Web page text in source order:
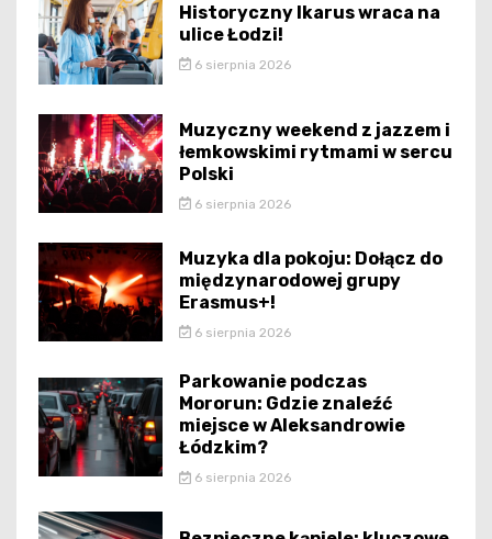
Historyczny Ikarus wraca na
ulice Łodzi!
6 sierpnia 2026
Muzyczny weekend z jazzem i
łemkowskimi rytmami w sercu
Polski
6 sierpnia 2026
Muzyka dla pokoju: Dołącz do
międzynarodowej grupy
Erasmus+!
6 sierpnia 2026
Parkowanie podczas
Mororun: Gdzie znaleźć
miejsce w Aleksandrowie
Łódzkim?
6 sierpnia 2026